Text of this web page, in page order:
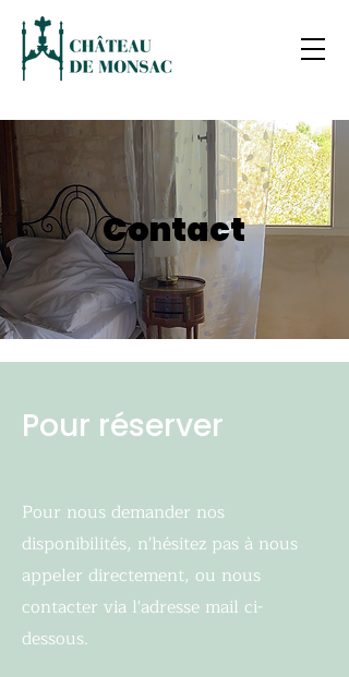
Contact
Pour réserver
Pour nous demander nos
disponibilités, n'hésitez pas à nous
appeler directement, ou nous
contacter via l'adresse mail ci-
dessous.